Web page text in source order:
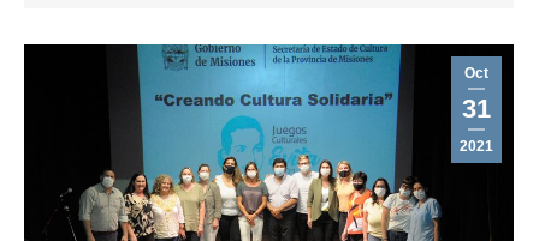
Oct
31
2021